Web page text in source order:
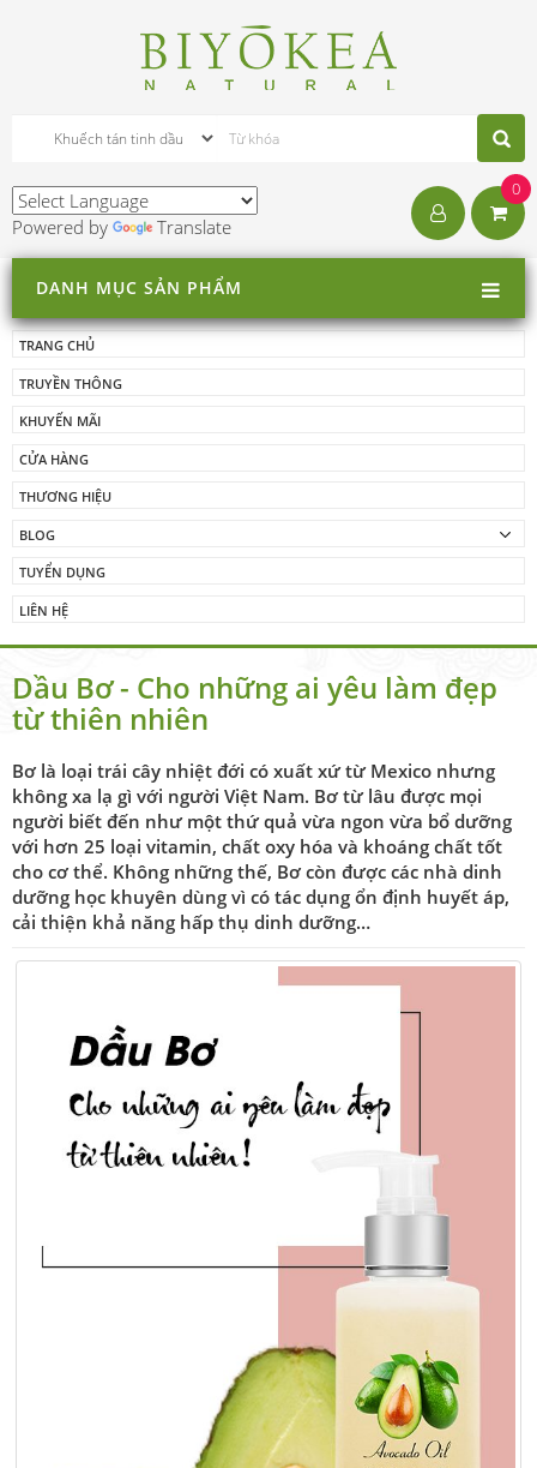
Powered by Translate
0
DANH MỤC SẢN PHẨM
TRANG CHỦ
TRUYỀN THÔNG
KHUYẾN MÃI
CỬA HÀNG
THƯƠNG HIỆU
BLOG
TUYỂN DỤNG
LIÊN HỆ
Dầu Bơ - Cho những ai yêu làm đẹp
từ thiên nhiên
Bơ là loại trái cây nhiệt đới có xuất xứ từ Mexico nhưng
không xa lạ gì với người Việt Nam. Bơ từ lâu được mọi
người biết đến như một thứ quả vừa ngon vừa bổ dưỡng
với hơn 25 loại vitamin, chất oxy hóa và khoáng chất tốt
cho cơ thể. Không những thế, Bơ còn được các nhà dinh
dưỡng học khuyên dùng vì có tác dụng ổn định huyết áp,
cải thiện khả năng hấp thụ dinh dưỡng…